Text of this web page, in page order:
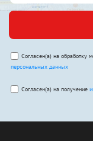
Согласен(а) на обработку
персональных данных
Согласен(а) на получение